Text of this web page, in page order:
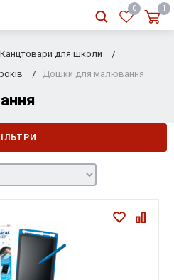
RU UA
1
0
Канцтовари для школи
Дошки для малювання